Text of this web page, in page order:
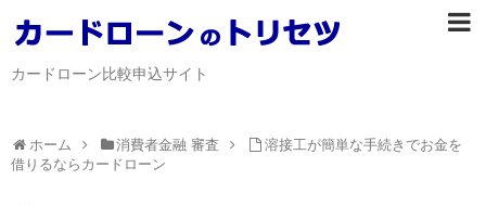
カードローン比較申込サイト
ホーム 消費者金融 審査
溶接工が簡単な手続きでお金を
借りるならカードローン